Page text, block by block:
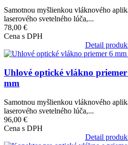
Samotnou myšlienkou vláknového
laserového svetelného lúča,...
78,00 €
Cena s DPH
Detail
Obrázok
Uhlové optické vlákno priemer
mm
Samotnou myšlienkou vláknového
laserového svetelného lúča,...
96,00 €
Cena s DPH
Detail